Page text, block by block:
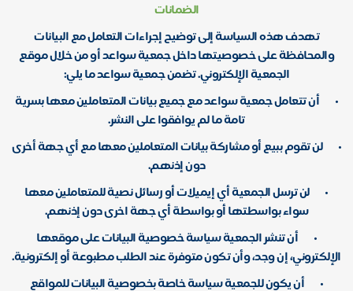
الضمانات
تهدف هذه السياسة إلى توضيح إجراءات التعامل مع البيانات
والمحافظة على خصوصيتها داخل جمعية سواعد أو من خلال موقع
الجمعية الإلكتروني. تضمن جمعية سواعد ما يلي:
أن تتعامل جمعية سواعد مع جميع بيانات المتعاملين معها بسرية
تامة ما لم يوافقوا على النشر.
لن تقوم ببيع أو مشاركة بيانات المتعاملين معها مع أي جهة أخرى
دون إذنهم.
لن ترسل الجمعية أي إيميلات أو رسائل نصية للمتعاملين معها
سواء بواسطتها أو بواسطة أي جهة اخرى دون إذنهم.
أن تنشر الجمعية سياسة خصوصية البيانات على موقعها
الإلكتروني، إن وجد، وأن تكون متوفرة عند الطلب مطبوعة أو إلكترونية.
أن يكون للجمعية سياسة خاصة بخصوصية البيانات للمواقع